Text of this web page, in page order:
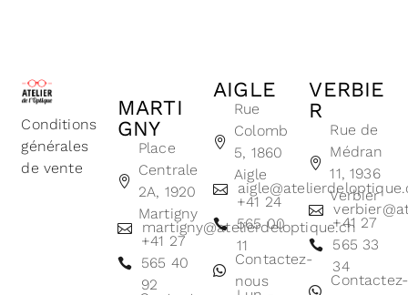
Conditions
générales
de vente
MARTI
GNY
Place
Centrale
2A, 1920
Martigny
martigny@atelierdeloptique.ch
+41 27
565 40
92
AIGLE
Rue
Colomb
5, 1860
Aigle
+41 24
565 00
11
Contactez-
nous
VERBIE
R
Rue de
Médran
11, 1936
Verbier
+41 27
565 33
34
Contactez-